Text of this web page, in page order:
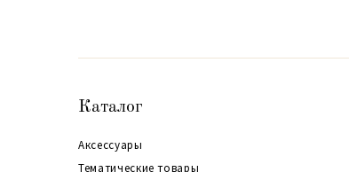
Каталог
Аксессуары
Тематические товары